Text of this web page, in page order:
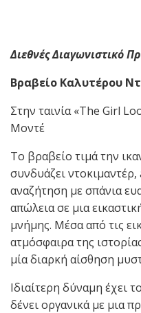
Διεθνές Διαγωνιστικό
Βραβείο Καλυτέρου
Στην ταινία «The Girl
Μοντέ
Το βραβείο τιμά την
συνδυάζει
αναζήτηση με σπάνια
απώλεια σε μια
μνήμης. Μέσα από τις
ατμόσφαιρα της
μία διαρκή αίσθηση
Ιδιαίτερη δύναμη έχει
δένει οργανικά με μια